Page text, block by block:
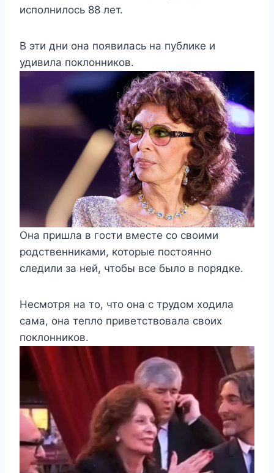
исполнилось 88 лет.
В эти дни она появилась на публике и
удивила поклонников.
Она пришла в гости вместе со своими
родственниками, которые постоянно
следили за ней, чтобы все было в порядке.
Несмотря на то, что она с трудом ходила
сама, она тепло приветствовала своих
поклонников.